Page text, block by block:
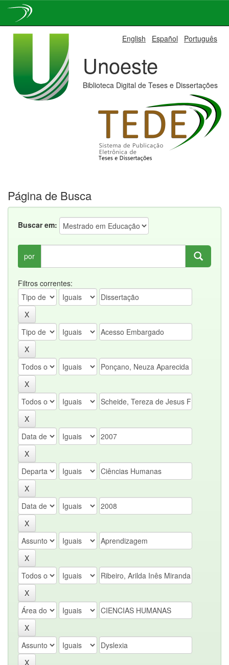
English Español Português
Unoeste
Biblioteca Digital de Teses e Dissertações
Página de Busca
Buscar em:
por
Filtros correntes: